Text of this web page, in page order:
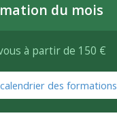
du mois
à partir de 150 €
des formations